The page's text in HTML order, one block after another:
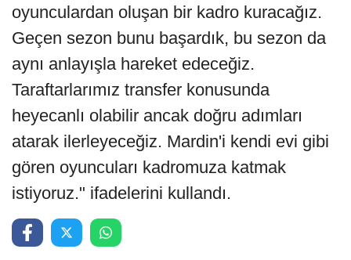
oyunculardan oluşan bir kadro kuracağız.
Geçen sezon bunu başardık, bu sezon da
aynı anlayışla hareket edeceğiz.
Taraftarlarımız transfer konusunda
heyecanlı olabilir ancak doğru adımları
atarak ilerleyeceğiz. Mardin'i kendi evi gibi
gören oyuncuları kadromuza katmak
istiyoruz." ifadelerini kullandı.